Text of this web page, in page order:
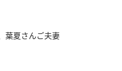
葉夏さんご夫妻